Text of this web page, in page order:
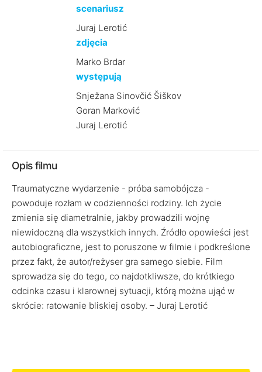
scenariusz
Juraj Lerotić
zdjęcia
Marko Brdar
występują
Snježana Sinovčić Šiškov
Goran Marković
Juraj Lerotić
Opis filmu
Traumatyczne wydarzenie - próba samobójcza -
powoduje rozłam w codzienności rodziny. Ich życie
zmienia się diametralnie, jakby prowadzili wojnę
niewidoczną dla wszystkich innych. Źródło opowieści jest
autobiograficzne, jest to poruszone w filmie i podkreślone
przez fakt, że autor/reżyser gra samego siebie. Film
sprowadza się do tego, co najdotkliwsze, do krótkiego
odcinka czasu i klarownej sytuacji, którą można ująć w
skrócie: ratowanie bliskiej osoby. – Juraj Lerotić